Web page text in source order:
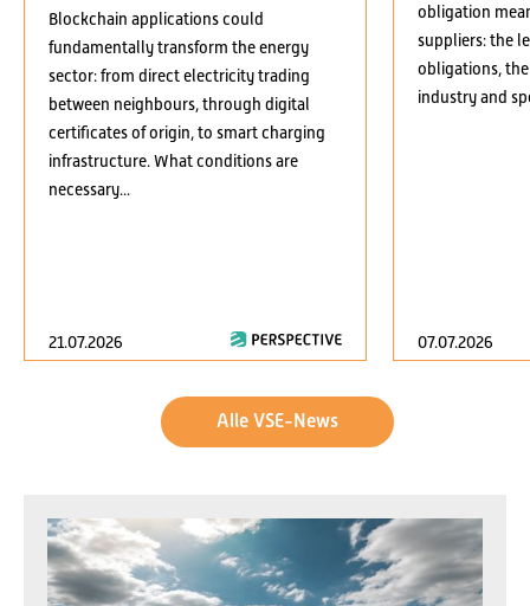
Blockchain applications could
fundamentally transform the energy
sector: from direct electricity trading
between neighbours, through digital
certificates of origin, to smart charging
infrastructure. What conditions are
necessary...
21.07.2026
obligation
suppliers: the
obligations,
industry and
07.07.2026
Alle VSE-News